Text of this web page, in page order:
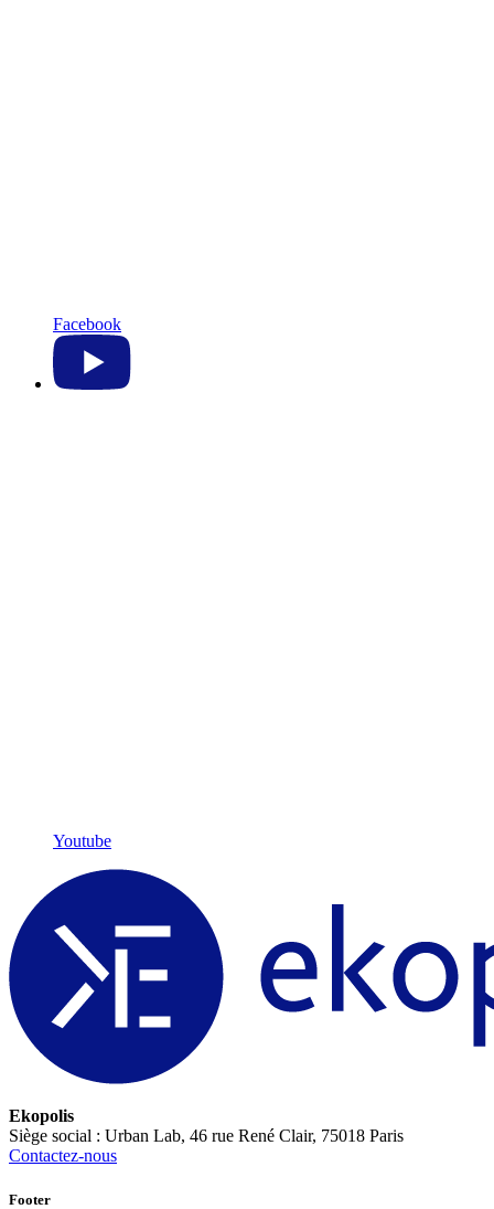
Facebook
Youtube
Ekopolis
Siège social : Urban Lab, 46 rue René Clair, 75018 Paris
Contactez-nous
Footer